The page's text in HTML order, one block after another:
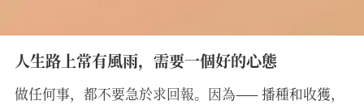
人生路上常有風雨，需要一個好的心態
做任何事，都不要急於求回報。因為—— 播種和收獲，